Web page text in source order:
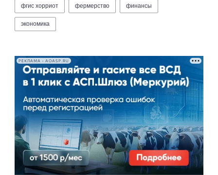
фгис хорриот фермерство финансы
экономика
РЕКЛАМА • AOASP.RU